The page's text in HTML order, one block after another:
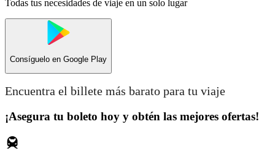
Todas tus necesidades de viaje en un solo lugar
Consíguelo en Google Play
Encuentra el billete más barato para tu viaje
¡Asegura tu boleto hoy y obtén las mejores ofertas!